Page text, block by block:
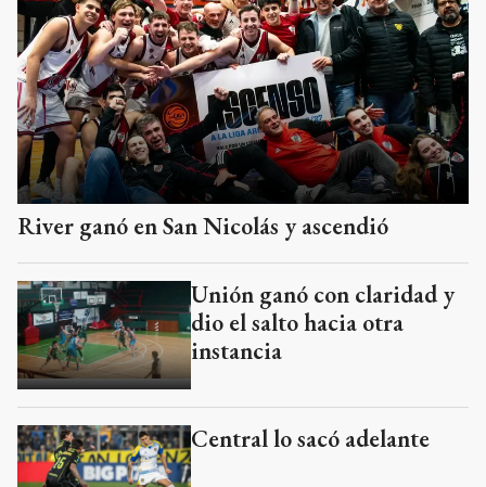
River ganó en San Nicolás y ascendió
Unión ganó con claridad y
dio el salto hacia otra
instancia
Central lo sacó adelante